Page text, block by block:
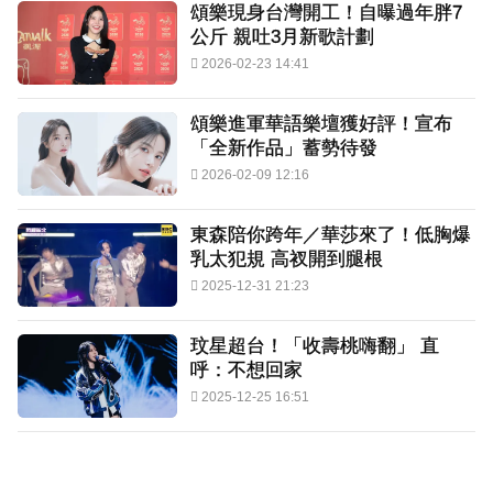
頌樂現身台灣開工！自曝過年胖7
公斤 親吐3月新歌計劃
2026-02-23 14:41
頌樂進軍華語樂壇獲好評！宣布
「全新作品」蓄勢待發
2026-02-09 12:16
東森陪你跨年／華莎來了！低胸爆
乳太犯規 高衩開到腿根
2025-12-31 21:23
玟星超台！「收壽桃嗨翻」 直
呼：不想回家
2025-12-25 16:51